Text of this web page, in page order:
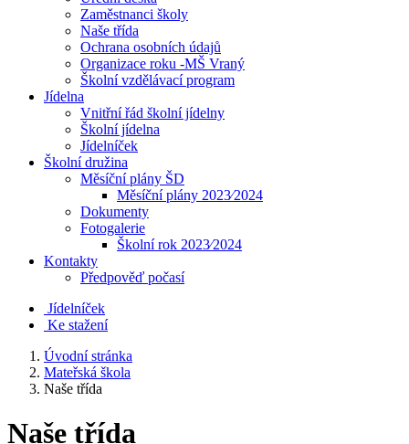
Zaměstnanci školy
Naše třída
Ochrana osobních údajů
Organizace roku -MŠ Vraný
Školní vzdělávací program
Jídelna
Vnitřní řád školní jídelny
Školní jídelna
Jídelníček
Školní družina
Měsíční plány ŠD
Měsíční plány 2023⁄2024
Dokumenty
Fotogalerie
Školní rok 2023⁄2024
Kontakty
Předpověď počasí
Jídelníček
Ke stažení
Úvodní stránka
Mateřská škola
Naše třída
Naše třída